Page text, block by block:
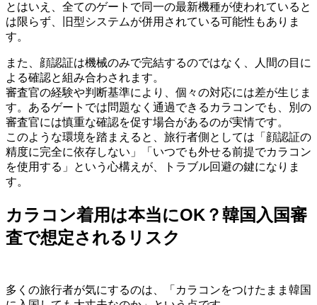
とはいえ、全てのゲートで同一の最新機種が使われていると
は限らず、旧型システムが併用されている可能性もありま
す。
また、顔認証は機械のみで完結するのではなく、人間の目に
よる確認と組み合わされます。
審査官の経験や判断基準により、個々の対応には差が生じま
す。あるゲートでは問題なく通過できるカラコンでも、別の
審査官には慎重な確認を促す場合があるのが実情です。
このような環境を踏まえると、旅行者側としては「顔認証の
精度に完全に依存しない」「いつでも外せる前提でカラコン
を使用する」という心構えが、トラブル回避の鍵になりま
す。
カラコン着用は本当にOK？韓国入国審
査で想定されるリスク
多くの旅行者が気にするのは、「カラコンをつけたまま韓国